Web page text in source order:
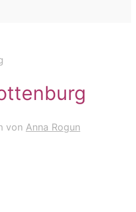
von Anna Rogun